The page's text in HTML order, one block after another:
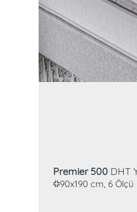
DHT Yay No-turn
Premier 500 DHT
90x190 cm, 6 Ölçü